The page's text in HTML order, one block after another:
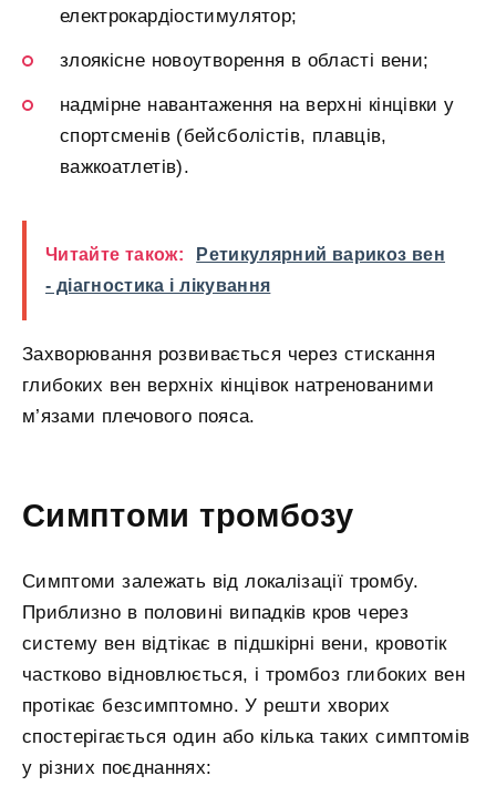
електрокардіостимулятор;
злоякісне новоутворення в області вени;
надмірне навантаження на верхні кінцівки у
спортсменів (бейсболістів, плавців,
важкоатлетів).
Читайте також:
Ретикулярний варикоз вен
- діагностика і лікування
Захворювання розвивається через стискання
глибоких вен верхніх кінцівок натренованими
м’язами плечового пояса.
Симптоми тромбозу
Симптоми залежать від локалізації тромбу.
Приблизно в половині випадків кров через
систему вен відтікає в підшкірні вени, кровотік
частково відновлюється, і тромбоз глибоких вен
протікає безсимптомно. У решти хворих
спостерігається один або кілька таких симптомів
у різних поєднаннях: